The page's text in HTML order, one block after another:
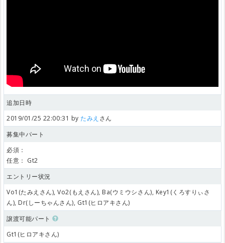
追加日時
2019/01/25 22:00:31 byたみえ さん
募集中パート
必須：
任意： Gt2
エントリー状況
Vo1(たみえさん), Vo2(もえさん), Ba(ウミウシさん), Key1(くろすりぃさ
ん), Dr(しーちゃんさん), Gt1(ヒロアキさん)
譲渡可能パート
Gt1(ヒロアキさん)